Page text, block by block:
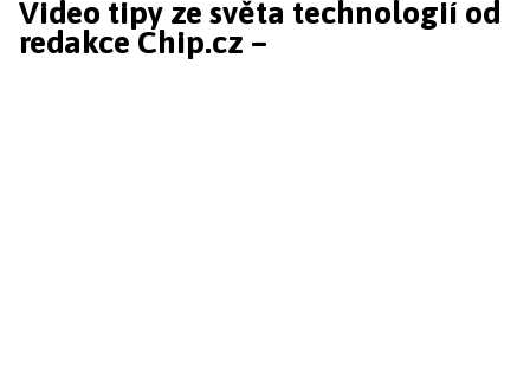
Video tipy ze světa technologií od
redakce Chip.cz –